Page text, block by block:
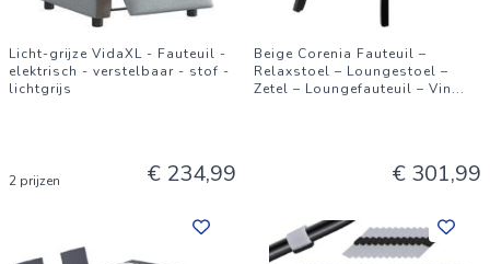
Licht-grijze VidaXL - Fauteuil -
elektrisch - verstelbaar - stof -
lichtgrijs
2 prijzen € 234,99
Beige Corenia Fauteuil –
Relaxstoel – Loungestoel –
Zetel – Loungefauteuil – Vin...
€ 301,99